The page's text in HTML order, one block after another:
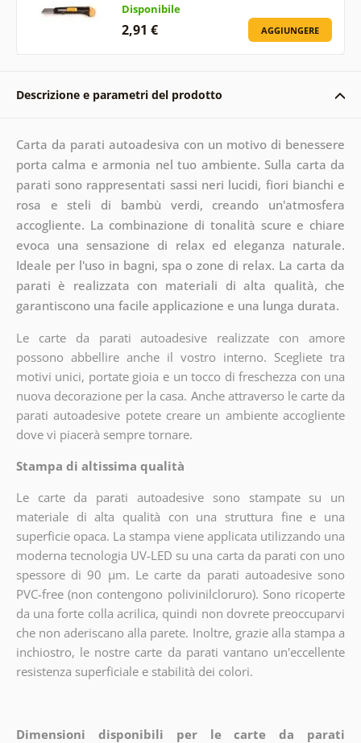
Disponibile
2,91 € AGGIUNGERE
Descrizione e parametri del prodotto
Carta da parati autoadesiva con un motivo di benessere
porta calma e armonia nel tuo ambiente. Sulla carta da
parati sono rappresentati sassi neri lucidi, fiori bianchi e
rosa e steli di bambù verdi, creando un'atmosfera
accogliente. La combinazione di tonalità scure e chiare
evoca una sensazione di relax ed eleganza naturale.
Ideale per l'uso in bagni, spa o zone di relax. La carta da
parati è realizzata con materiali di alta qualità, che
garantiscono una facile applicazione e una lunga durata.
Le carte da parati autoadesive realizzate con amore
possono abbellire anche il vostro interno. Scegliete tra
motivi unici, portate gioia e un tocco di freschezza con una
nuova decorazione per la casa. Anche attraverso le carte da
parati autoadesive potete creare un ambiente accogliente
dove vi piacerà sempre tornare.
Stampa di altissima qualità
Le carte da parati autoadesive sono stampate su un
materiale di alta qualità con una struttura fine e una
superficie opaca. La stampa viene applicata utilizzando una
moderna tecnologia UV-LED su una carta da parati con uno
spessore di 90 µm. Le carte da parati autoadesive sono
PVC-free (non contengono polivinilcloruro). Sono ricoperte
da una forte colla acrilica, quindi non dovrete preoccuparvi
che non aderiscano alla parete. Inoltre, grazie alla stampa a
inchiostro, le nostre carte da parati vantano un'eccellente
resistenza superficiale e stabilità dei colori.
Dimensioni disponibili per le carte da parati